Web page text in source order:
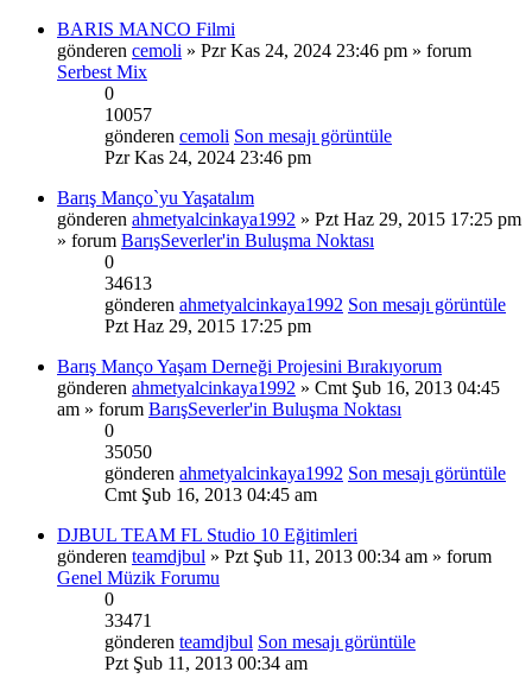
BARIS MANCO Filmi
gönderen cemoli » Pzr Kas 24, 2024 23:46 pm » forum
Serbest Mix
0
10057
gönderen cemoli Son mesajı görüntüle
Pzr Kas 24, 2024 23:46 pm
Barış Manço`yu Yaşatalım
gönderen ahmetyalcinkaya1992 » Pzt Haz 29, 2015 17:25 pm
» forum BarışSeverler'in Buluşma Noktası
0
34613
gönderen ahmetyalcinkaya1992 Son mesajı görüntüle
Pzt Haz 29, 2015 17:25 pm
Barış Manço Yaşam Derneği Projesini Bırakıyorum
gönderen ahmetyalcinkaya1992 » Cmt Şub 16, 2013 04:45
am » forum BarışSeverler'in Buluşma Noktası
0
35050
gönderen ahmetyalcinkaya1992 Son mesajı görüntüle
Cmt Şub 16, 2013 04:45 am
DJBUL TEAM FL Studio 10 Eğitimleri
gönderen teamdjbul » Pzt Şub 11, 2013 00:34 am » forum
Genel Müzik Forumu
0
33471
gönderen teamdjbul Son mesajı görüntüle
Pzt Şub 11, 2013 00:34 am